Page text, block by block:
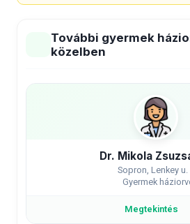
További gyermek
közelben
Dr. Mikola
Sopron, Lenkey u.
Gyermek
Megtekintés